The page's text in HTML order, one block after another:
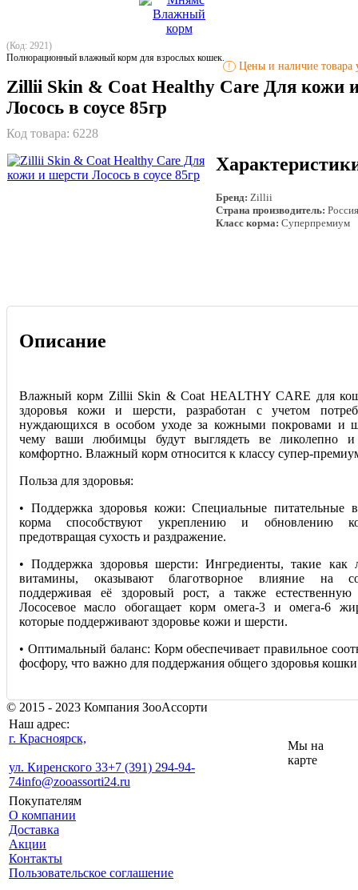
(Код: 2921)
Полнорационный влажный корм для взрослых кошек.
! Цены и наличие товара
Zillii Skin & Coat Healthy Care Для кожи
Лосось в соусе 85гр
Код товара: 6228
Бренд: Zillii
Страна производитель: Россия
Класс корма: Суперпремиум
Описание
Влажный корм Zillii Skin & Coat HEALTHY CARE для
здоровья кожи и шерсти, разработан с учетом
нуждающихся в особом уходе за кожными покровами и
чему ваши любимцы будут выглядеть ве ликолепно и
комфортно. Влажный корм относится к классу супер-
Польза для здоровья:
• Поддержка здоровья кожи: Специальные питательные
корма способствуют укреплению и обновлению
предотвращая сухость и раздражение.
• Поддержка здоровья шерсти: Ингредиенты, такие как
витамины, оказывают благотворное влияние на
поддерживая её здоровый рост, а также
Лососевое масло обогащает корм омега-3 и омега-6
которые поддерживают здоровье кожи и шерсти.
• Оптимальный баланс: Корм обеспечивает правильное
фосфору, что важно для поддержания общего здоровья
© 2015 - 2023 Компания ЗооАссорти
Наш адрес:
г. Красноярск,
ул. Киренского 33+7 (391) 294-94-
74info@zooassorti24.ru
Мы на
карте
Покупателям
О компании
Доставка
Акции
Контакты
Пользовательское соглашение